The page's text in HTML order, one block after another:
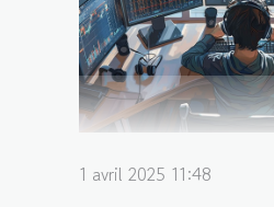
1 avril 2025 11:48